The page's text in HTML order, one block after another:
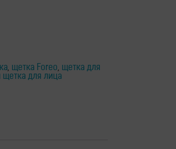
, щетка Foreo, щетка для
щетка для лица